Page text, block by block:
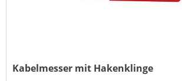
Kabelmesser mit Hakenklinge